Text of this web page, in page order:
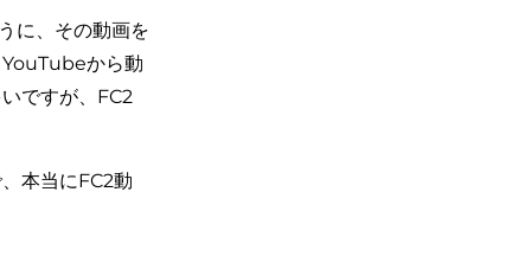
に、その動画を
YouTubeから動
ですが、FC2
本当にFC2動